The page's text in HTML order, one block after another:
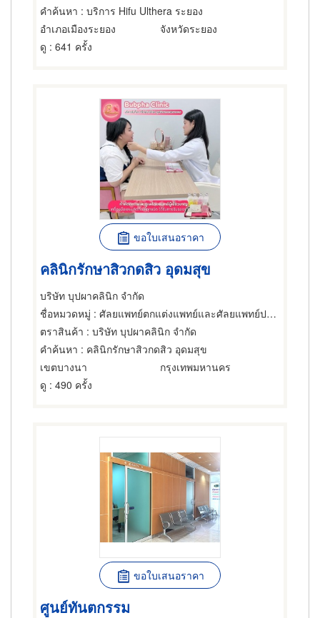
คำค้นหา : บริการ Hifu Ulthera ระยอง
อำเภอเมืองระยอง
จังหวัดระยอง
ดู : 641 ครั้ง
ขอใบเสนอราคา
คลินิกรักษาสิวกดสิว อุดมสุข
บริษัท บุปผาคลินิก จำกัด
ชื่อหมวดหมู่ : ศัลยแพทย์ตกแต่งแพทย์และศัลยแพทย์ปริญญา
ตราสินค้า : บริษัท บุปผาคลินิก จำกัด
คำค้นหา : คลินิกรักษาสิวกดสิว อุดมสุข
เขตบางนา
กรุงเทพมหานคร
ดู : 490 ครั้ง
ขอใบเสนอราคา
ศูนย์ทันตกรรม